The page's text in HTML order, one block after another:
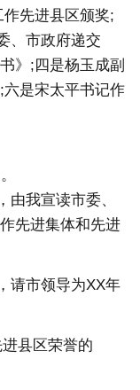
先进县区颁奖;
、市政府递交
》;四是杨玉成副
是宋太平书记作
我宣读市委、
先进集体和先进
市领导为XX年
县区荣誉的